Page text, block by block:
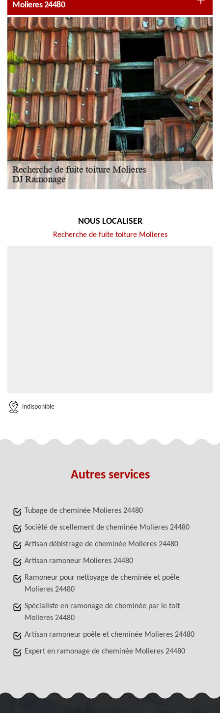
Molieres 24480
NOUS LOCALISER
Recherche de fuite toiture Molieres
indisponible
Autres services
Tubage de cheminée Molieres 24480
Société de scellement de cheminée Molieres 24480
Artisan débistrage de cheminée Molieres 24480
Artisan ramoneur Molieres 24480
Ramoneur pour nettoyage de cheminée et poêle
Molieres 24480
Spécialiste en ramonage de cheminée par le toit
Molieres 24480
Artisan ramoneur poêle et cheminée Molieres 24480
Expert en ramonage de cheminée Molieres 24480